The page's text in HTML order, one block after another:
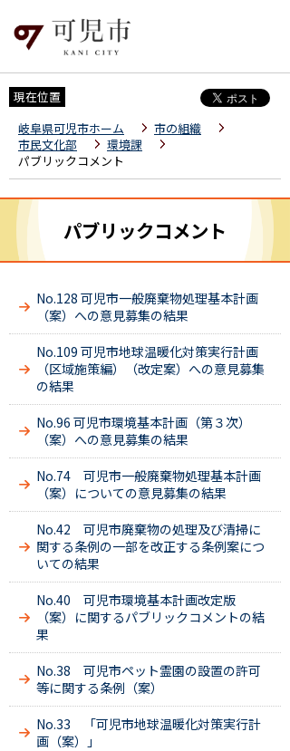
現在位置
岐阜県可児市ホーム
市の組織
市民文化部
環境課
パブリックコメント
パブリックコメント
No.128 可児市一般廃棄物処理基本計画
（案）への意見募集の結果
No.109 可児市地球温暖化対策実行計画
（区域施策編）（改定案）への意見募集
の結果
No.96 可児市環境基本計画（第３次）
（案）への意見募集の結果
No.74 可児市一般廃棄物処理基本計画
（案）についての意見募集の結果
No.42 可児市廃棄物の処理及び清掃に
関する条例の一部を改正する条例案につ
いての結果
No.40 可児市環境基本計画改定版
（案）に関するパブリックコメントの結
果
No.38 可児市ペット霊園の設置の許可
等に関する条例（案）
No.33 「可児市地球温暖化対策実行計
画（案）」